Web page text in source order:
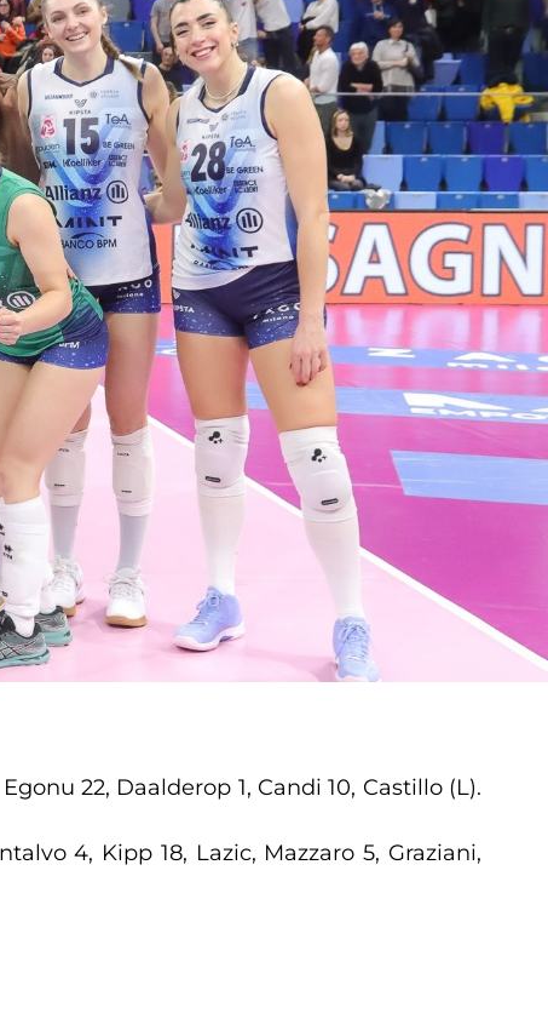
22, Daalderop 1, Candi 10, Castillo (L).
4, Kipp 18, Lazic, Mazzaro 5, Graziani,